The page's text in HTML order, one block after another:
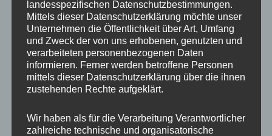
MP Mario Porten
Beratung
Training
Impulsvorträge
landesspezifischen Datenschutzbestimmungen.
Mittels dieser Datenschutzerklärung möchte unser
Unternehmen die Öffentlichkeit über Art, Umfang
und Zweck der von uns erhobenen, genutzten und
verarbeiteten personenbezogenen Daten
informieren. Ferner werden betroffene Personen
mittels dieser Datenschutzerklärung über die ihnen
zustehenden Rechte aufgeklärt.
Wir haben als für die Verarbeitung Verantwortlicher
zahlreiche technische und organisatorische